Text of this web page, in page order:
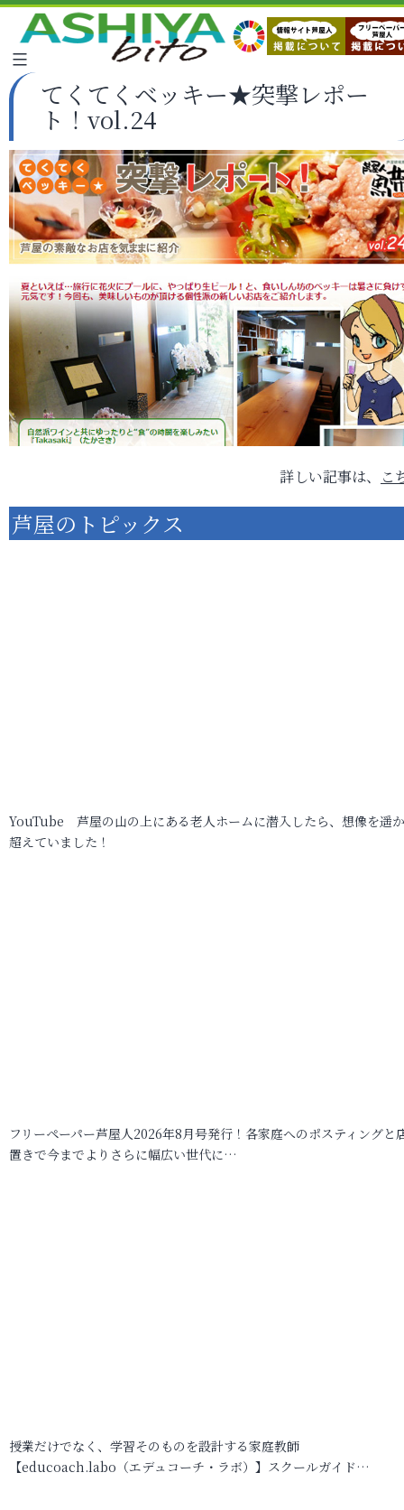
てくてくベッキー★突撃レポー
ト！vol.24
詳しい記事は、 こ
芦屋のトピックス
YouTube 芦屋の山の上にある老人ホームに潜入したら、想像を遥
超えていました！
フリーペーパー芦屋人2026年8月号発行！各家庭へのポスティングと
置きで今までよりさらに幅広い世代に…
授業だけでなく、学習そのものを設計する家庭教師
【educoach.labo（エデュコーチ・ラボ）】スクールガイド…